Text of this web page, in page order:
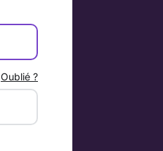
Oublié ?